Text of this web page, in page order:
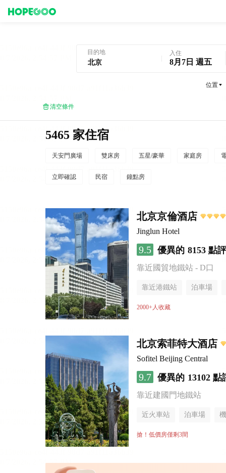
目的地 入住
8月7日 週五
位置
清空條件
5465 家住宿
天安門廣場 雙床房 五星/豪華 家庭房
立即確認 民宿 鐘點房
北京京倫酒店
Jinglun Hotel
9.5 優異的 8153 點評
靠近國貿地鐵站 - D口
靠近港鐵站 泊車場
無煙樓層
2000+人收藏
北京索菲特大酒店
Sofitel Beijing Central
9.7 優異的 13102 點
靠近建國門地鐵站
近火車站 泊車場
無煙樓層
搶！低價房僅剩3間